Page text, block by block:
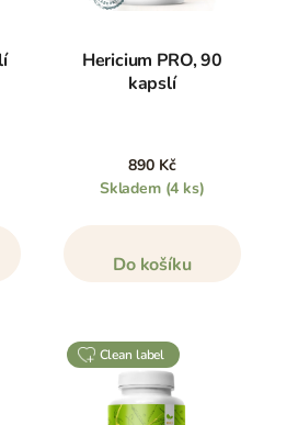
Hericium PRO, 90
kapslí
890 Kč
Skladem (4 ks)
Do košíku
clean label